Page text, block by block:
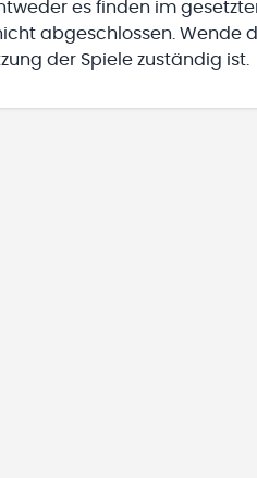
es finden im
abgeschlossen. Wende
der Spiele zuständig ist.